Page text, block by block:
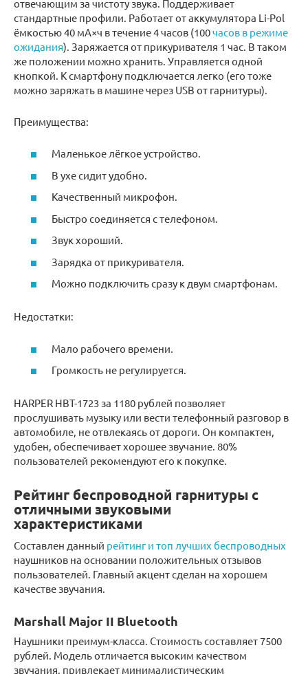
отвечающим за чистоту звука. Поддерживает
стандартные профили. Работает от аккумулятора Li-Pol
ёмкостью 40 мА×ч в течение 4 часов (100часов в режиме
ожидания). Заряжается от прикуривателя 1 час. В таком
же положении можно хранить. Управляется одной
кнопкой. К смартфону подключается легко (его тоже
можно заряжать в машине через USB от гарнитуры).
Преимущества:
Маленькое лёгкое устройство.
В ухе сидит удобно.
Качественный микрофон.
Быстро соединяется с телефоном.
Звук хороший.
Зарядка от прикуривателя.
Можно подключить сразу к двум смартфонам.
Недостатки:
Мало рабочего времени.
Громкость не регулируется.
HARPER HBT-1723 за 1180 рублей позволяет
прослушивать музыку или вести телефонный разговор в
автомобиле, не отвлекаясь от дороги. Он компактен,
удобен, обеспечивает хорошее звучание. 80%
пользователей рекомендуют его к покупке.
Рейтинг беспроводной гарнитуры с
отличными звуковыми
характеристиками
Составлен данный рейтинг и топ лучших беспроводных
наушников на основании положительных отзывов
пользователей. Главный акцент сделан на хорошем
качестве звучания.
Marshall Major II Bluetooth
Наушники преимум-класса. Стоимость составляет 7500
рублей. Модель отличается высоким качеством
звучания, привлекает минималистическим